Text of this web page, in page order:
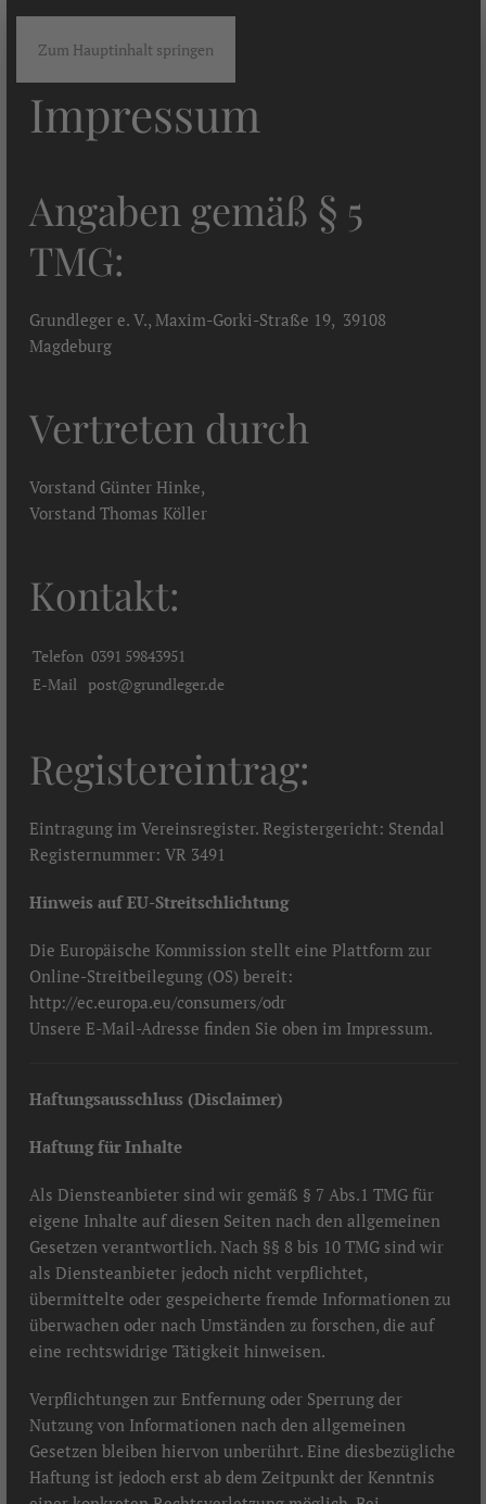
Zum Hauptinhalt springen
Impressum
Angaben gemäß § 5
TMG:
Grundleger e. V., Maxim-Gorki-Straße 19, 39108
Magdeburg
Vertreten durch
Vorstand Günter Hinke,
Vorstand Thomas Köller
Kontakt:
Telefon 0391 59843951
E-Mail
post@grundleger.de
Registereintrag:
Eintragung im Vereinsregister. Registergericht: Stendal
Registernummer: VR 3491
Hinweis auf EU-Streitschlichtung
Die Europäische Kommission stellt eine Plattform zur
Online-Streitbeilegung (OS) bereit:
http://ec.europa.eu/consumers/odr
Unsere E-Mail-Adresse finden Sie oben im Impressum.
Haftungsausschluss (Disclaimer)
Haftung für Inhalte
Als Diensteanbieter sind wir gemäß § 7 Abs.1 TMG für
eigene Inhalte auf diesen Seiten nach den allgemeinen
Gesetzen verantwortlich. Nach §§ 8 bis 10 TMG sind wir
als Diensteanbieter jedoch nicht verpflichtet,
übermittelte oder gespeicherte fremde Informationen zu
überwachen oder nach Umständen zu forschen, die auf
eine rechtswidrige Tätigkeit hinweisen.
Verpflichtungen zur Entfernung oder Sperrung der
Nutzung von Informationen nach den allgemeinen
Gesetzen bleiben hiervon unberührt. Eine diesbezügliche
Haftung ist jedoch erst ab dem Zeitpunkt der Kenntnis